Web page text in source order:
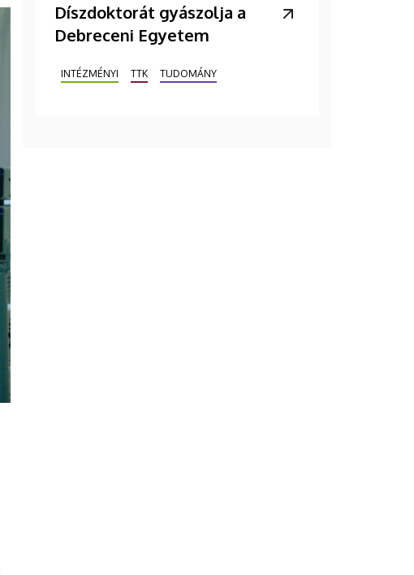
Díszdoktorát gyászolja a
Debreceni Egyetem
INTÉZMÉNYI TTK TUDOMÁNY